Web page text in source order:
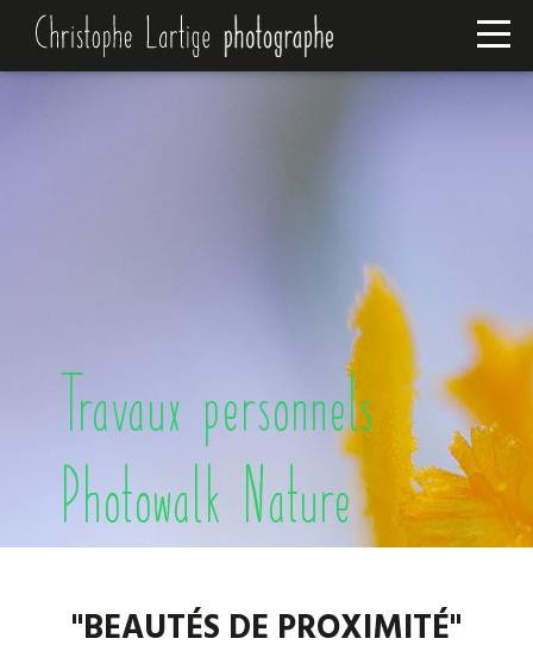
Travaux personnels /
Photowalk Nature
"BEAUTÉS DE PROXIMITÉ"